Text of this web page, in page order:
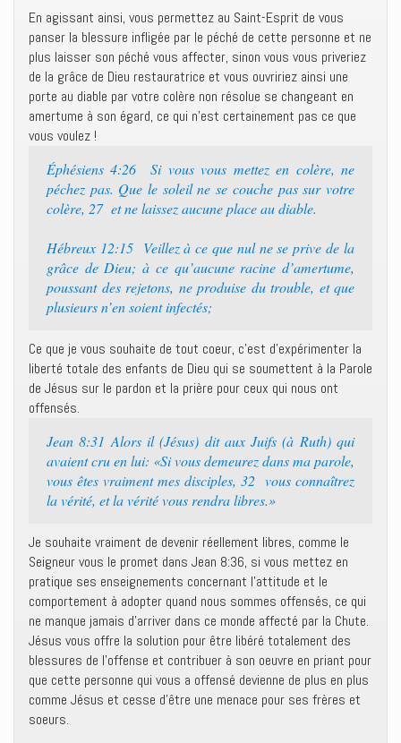
En agissant ainsi, vous permettez au Saint-Esprit de vous
panser la blessure infligée par le péché de cette personne et ne
plus laisser son péché vous affecter, sinon vous vous priveriez
de la grâce de Dieu restauratrice et vous ouvririez ainsi une
porte au diable par votre colère non résolue se changeant en
amertume à son égard, ce qui n’est certainement pas ce que
vous voulez !
Éphésiens 4:26 Si vous vous mettez en colère, ne
péchez pas. Que le soleil ne se couche pas sur votre
colère, 27 et ne laissez aucune place au diable.
Hébreux 12:15 Veillez à ce que nul ne se prive de la
grâce de Dieu; à ce qu’aucune racine d’amertume,
poussant des rejetons, ne produise du trouble, et que
plusieurs n’en soient infectés;
Ce que je vous souhaite de tout coeur, c’est d’expérimenter la
liberté totale des enfants de Dieu qui se soumettent à la Parole
de Jésus sur le pardon et la prière pour ceux qui nous ont
offensés.
Jean 8:31 Alors il (Jésus) dit aux Juifs (à Ruth) qui
avaient cru en lui: «Si vous demeurez dans ma parole,
vous êtes vraiment mes disciples, 32 vous connaîtrez
la vérité, et la vérité vous rendra libres.»
Je souhaite vraiment de devenir réellement libres, comme le
Seigneur vous le promet dans Jean 8:36, si vous mettez en
pratique ses enseignements concernant l’attitude et le
comportement à adopter quand nous sommes offensés, ce qui
ne manque jamais d’arriver dans ce monde affecté par la Chute.
Jésus vous offre la solution pour être libéré totalement des
blessures de l’offense et contribuer à son oeuvre en priant pour
que cette personne qui vous a offensé devienne de plus en plus
comme Jésus et cesse d’être une menace pour ses frères et
soeurs.